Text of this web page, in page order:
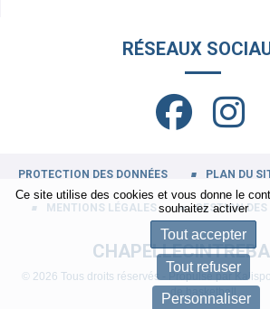
RÉSEAUX
PROTECTION DES DONNÉES PLAN DU
MENTIONS LÉGALES GESTION DES
© 2026 Tous droits réservés - Propulsé par
de basketball
Ce site utilise des cookies et vous donne le
souhaitez activer
Tout accepter
Tout refuser
Personnaliser